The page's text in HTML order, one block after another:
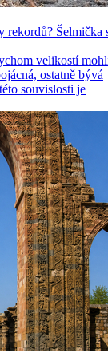
rekordů? Šelmička
velikostí
ostatně bývá
souvislosti je